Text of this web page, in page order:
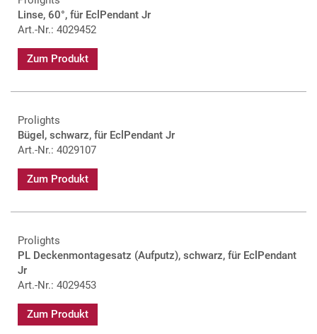
Linse, 60°, für EclPendant Jr
Art.-Nr.: 4029452
Zum Produkt
Prolights
Bügel, schwarz, für EclPendant Jr
Art.-Nr.: 4029107
Zum Produkt
Prolights
PL Deckenmontagesatz (Aufputz), schwarz, für EclPendant
Jr
Art.-Nr.: 4029453
Zum Produkt